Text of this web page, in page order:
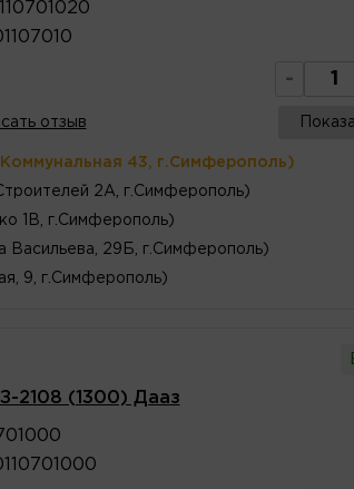
-
отзыв
43, г.Симферополь)
2А, г.Симферополь)
1В, г.Симферополь)
Васильева, 29Б, г.Симферополь)
9, г.Симферополь)
2108 (1300) Дааз